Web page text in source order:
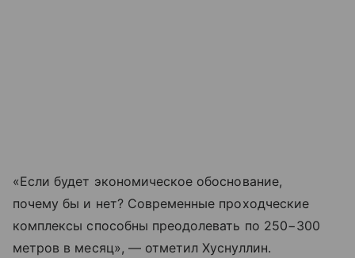
«Если будет экономическое обоснование,
почему бы и нет? Современные проходческие
комплексы способны преодолевать по 250−300
метров в месяц», — отметил Хуснуллин.